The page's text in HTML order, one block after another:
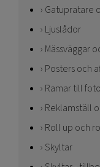
Gatupratare
Ljuslådor
Mässväggar
Posters och
Ramar till
Reklamställ
Roll up och
Skyltar